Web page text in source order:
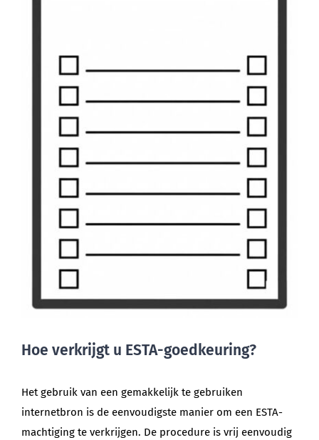
Hoe verkrijgt u ESTA-goedkeuring?
Het gebruik van een gemakkelijk te gebruiken
internetbron is de eenvoudigste manier om een ESTA-
machtiging te verkrijgen. De procedure is vrij eenvoudig